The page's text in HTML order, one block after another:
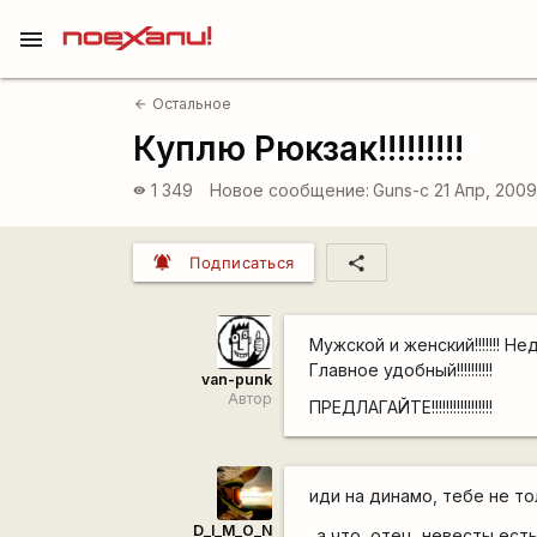
menu
arrow_back Остальное
Куплю Рюкзак!!!!!!!!!
visibility 1 349 Новое сообщение: Guns-c 21 Апр,
notifications_active Подписаться share
van-punk
Автор
Мужской и женский!!!!!!!
Главное удобный!!!!!!!!!!
ПРЕДЛАГАЙТЕ!!!!!!!!!!!!!!!!!
D_I_M_O_N
иди на динамо, тебе не